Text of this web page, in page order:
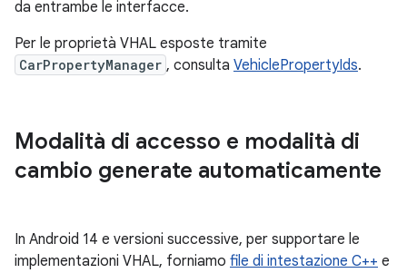
da entrambe le interfacce.
Per le proprietà VHAL esposte tramite
CarPropertyManager , consulta VehiclePropertyIds.
Modalità di accesso e modalità di
cambio generate automaticamente
In Android 14 e versioni successive, per supportare le
implementazioni VHAL, forniamo file di intestazione C++ e